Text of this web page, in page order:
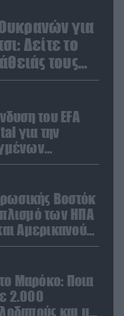
για
Δείτε το
τους
του EFA
για την
σε
Βοστόκ
των ΗΠΑ
Αμερικανούς
βίντεο
Μαρόκο: Ποια
2.000
και με